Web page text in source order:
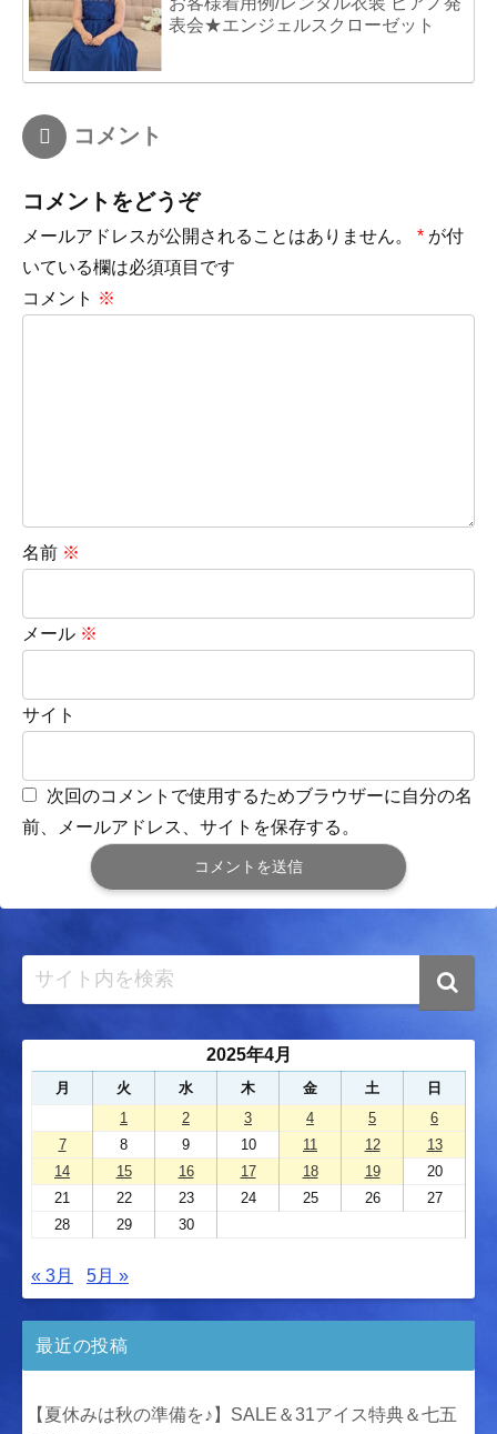
表会★エンジェルスクローゼット
コメント
コメントをどうぞ
メールアドレスが公開されることはありません。 * が付
いている欄は必須項目です
コメント ※
名前 ※
メール ※
サイト
次回のコメントで使用するためブラウザーに自分の名
前、メールアドレス、サイトを保存する。
2025年4月
月 火 水 木 金 土
日
1
2 3 4 5
6
7
8 9 10 11 12
13
14
15 16 17 18 19
20
21
22 23 24 25 26
27
28
29 30
« 3月 5月 »
最近の投稿
【夏休みは秋の準備を♪】SALE＆31アイス特典＆七五